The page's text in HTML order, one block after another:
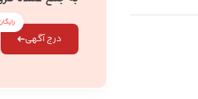
درج آگهی